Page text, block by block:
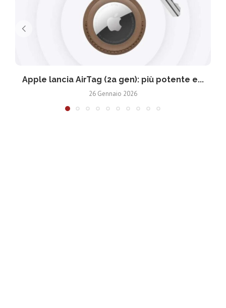
Apple lancia AirTag (2a gen): più potente e...
26 Gennaio 2026